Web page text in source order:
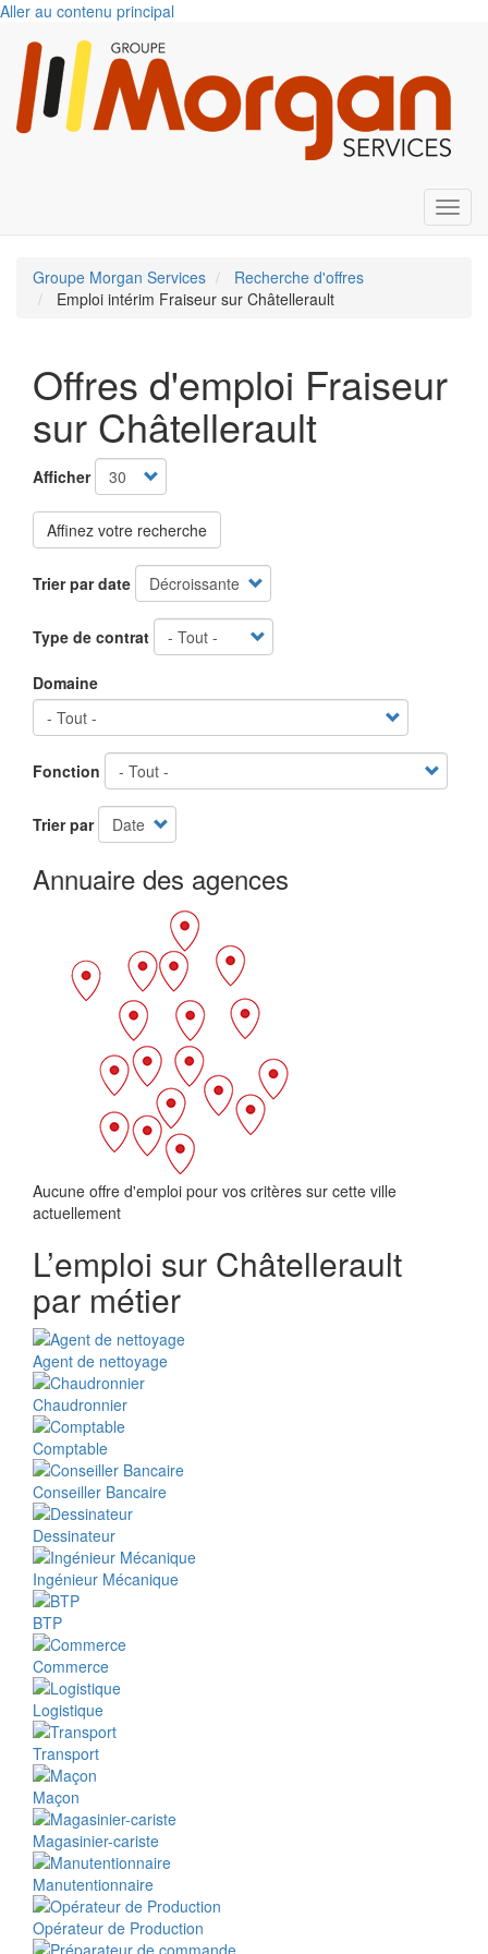
Aller au contenu principal
Groupe Morgan Services
Recherche d'offres
Emploi intérim Fraiseur sur Châtellerault
Offres d'emploi Fraiseur
sur Châtellerault
Afficher
Affinez votre recherche
Trier par date
Type de contrat
Domaine
Fonction
Trier par
Annuaire des agences
Aucune offre d'emploi pour vos critères sur cette ville
actuellement
L’emploi sur Châtellerault
par métier
Agent de nettoyage
Chaudronnier
Comptable
Conseiller Bancaire
Dessinateur
Ingénieur Mécanique
BTP
Commerce
Logistique
Transport
Maçon
Magasinier-cariste
Manutentionnaire
Opérateur de Production